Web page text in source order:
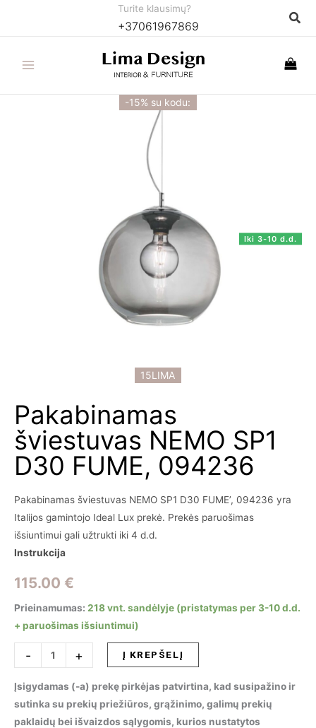
Turite klausimų?
+37061967869
15LIMA
-15% su kodu:
Iki 3-10 d.d.
Pakabinamas
šviestuvas NEMO SP1
D30 FUME, 094236
Pakabinamas šviestuvas NEMO SP1 D30 FUME’, 094236 yra
Italijos gamintojo Ideal Lux prekė. Prekės paruošimas
išsiuntimui gali užtrukti iki 4 d.d.
Instrukcija
115.00 €
Prieinamumas: 218 vnt. sandėlyje (pristatymas per 3-10 d.d.
+ paruošimas išsiuntimui)
-
produkto
kiekis:
Pakabinamas
šviestuvas
NEMO
+ Į KREPŠELĮ
Įsigydamas (-a) prekę pirkėjas patvirtina, kad susipažino ir
sutinka su prekių priežiūros, grąžinimo, galimų prekių
paklaidų bei išvaizdos sąlygomis, kurios nustatytos